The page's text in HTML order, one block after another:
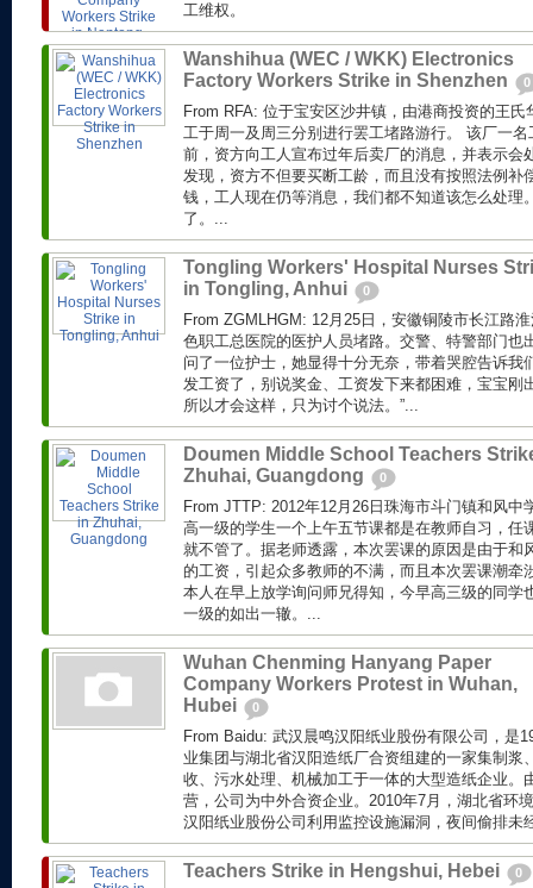
工维权。
Wanshihua (WEC / WKK) Electronics
Factory Workers Strike in Shenzhen
0
From RFA: 位于宝安区沙井镇，由港商投资的王
工于周一及周三分别进行罢工堵路游行。 该厂一
前，资方向工人宣布过年后卖厂的消息，并表示会
发现，资方不但要买断工龄，而且没有按照法例补
钱，工人现在仍等消息，我们都不知道该怎么处理
了。...
Tongling Workers' Hospital Nurses
in Tongling, Anhui
0
From ZGMLHGM: 12月25日，安徽铜陵市长江路
色职工总医院的医护人员堵路。交警、特警部门也
问了一位护士，她显得十分无奈，带着哭腔告诉我
发工资了，别说奖金、工资发下来都困难，宝宝刚
所以才会这样，只为讨个说法。”...
Doumen Middle School Teachers
Zhuhai, Guangdong
0
From JTTP: 2012年12月26日珠海市斗门镇和风中
高一级的学生一个上午五节课都是在教师自习，任
就不管了。据老师透露，本次罢课的原因是由于和
的工资，引起众多教师的不满，而且本次罢课潮牵
本人在早上放学询问师兄得知，今早高三级的同学
一级的如出一辙。...
Wuhan Chenming Hanyang Paper
Company Workers Protest in Wuhan,
Hubei
0
From Baidu: 武汉晨鸣汉阳纸业股份有限公司，是
业集团与湖北省汉阳造纸厂合资组建的一家集制浆
收、污水处理、机械加工于一体的大型造纸企业。
营，公司为中外合资企业。2010年7月，湖北省环
汉阳纸业股份公司利用监控设施漏洞，夜间偷排未
Teachers Strike in Hengshui, Hebei 0